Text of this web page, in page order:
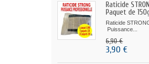
Raticide
Paquet de
Raticide
Puissance...
6,90 €
3,90 €